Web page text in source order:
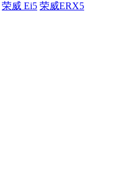
荣威 Ei5 荣威ERX5